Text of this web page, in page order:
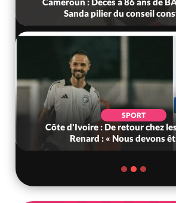
Sanda pilier du conseil
SPORT
Côte d'Ivoire : De retour chez
Renard : « Nous devons